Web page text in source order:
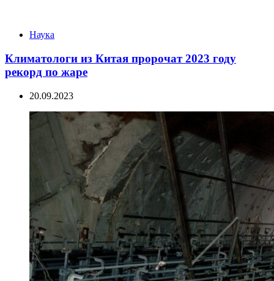
Categories
Наука
Климатологи из Китая пророчат 2023 году
рекорд по жаре
20.09.2023